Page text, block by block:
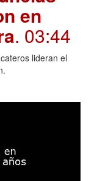
en
. 03:44
lideran el